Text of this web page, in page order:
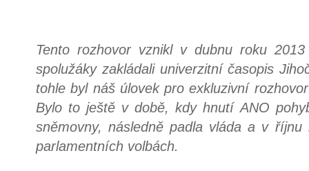
Tento rozhovor vznikl v dubnu roku
spolužáky zakládali univerzitní časopis
tohle byl náš úlovek pro exkluzivní
Bylo to ještě v době, kdy hnutí ANO
sněmovny, následně padla vláda a v
parlamentních volbách.